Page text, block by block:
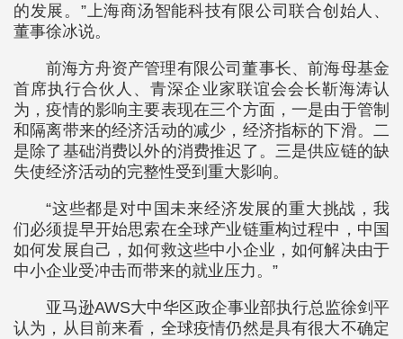
的发展。”上海商汤智能科技有限公司联合创始人、
董事徐冰说。
前海方舟资产管理有限公司董事长、前海母基金
首席执行合伙人、青深企业家联谊会会长靳海涛认
为，疫情的影响主要表现在三个方面，一是由于管制
和隔离带来的经济活动的减少，经济指标的下滑。二
是除了基础消费以外的消费推迟了。三是供应链的缺
失使经济活动的完整性受到重大影响。
“这些都是对中国未来经济发展的重大挑战，我
们必须提早开始思索在全球产业链重构过程中，中国
如何发展自己，如何救这些中小企业，如何解决由于
中小企业受冲击而带来的就业压力。”
亚马逊AWS大中华区政企事业部执行总监徐剑平
认为，从目前来看，全球疫情仍然是具有很大不确定